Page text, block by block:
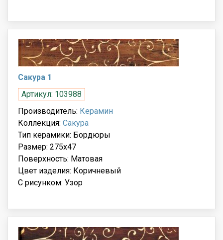
Сакура 1
Артикул: 103988
Производитель: Керамин
Коллекция: Сакура
Тип керамики: Бордюры
Размер: 275x47
Поверхность: Матовая
Цвет изделия: Коричневый
С рисунком: Узор